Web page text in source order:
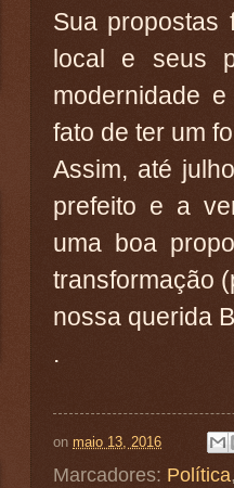
Sua propostas
local e seus
modernidade
fato de ter um
Assim, até
prefeito e a
uma boa
transformação
nossa querida
.
on maio 13, 2016
Marcadores: Política